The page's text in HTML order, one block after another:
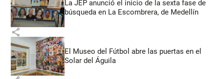
La JEP anunció el inicio de la sexta fase de
búsqueda en La Escombrera, de Medellín
share
El Museo del Fútbol abre las puertas en el
Solar del Águila